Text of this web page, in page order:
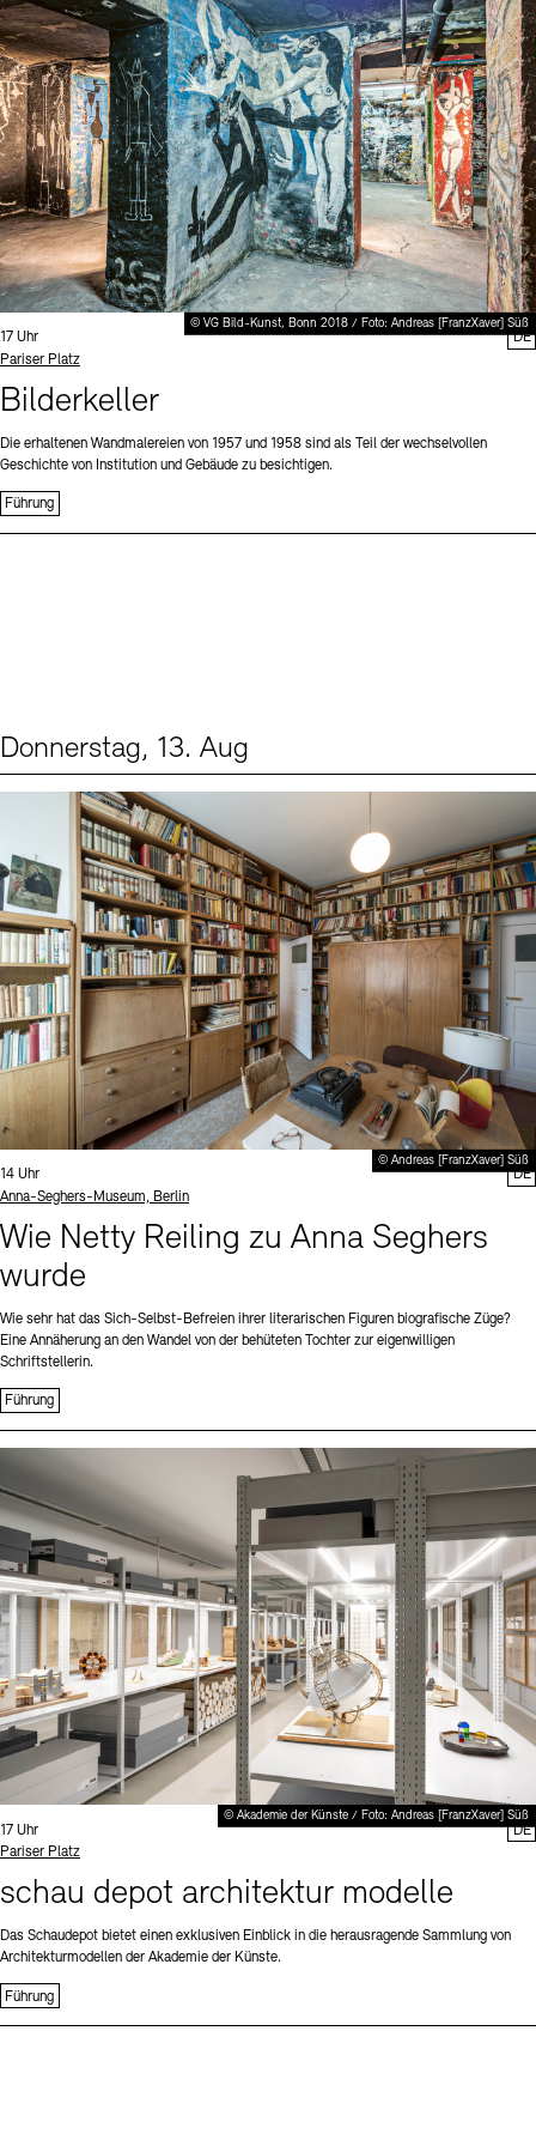
Stellenangebote Newsletter Presse
Nachhaltigkeit Kontakt
Digitale Sammlungen Exil-Archive
© VG Bild-Kunst, Bonn 2018 / Foto: Andreas [FranzXaver] Süß
Uhrzeit:
17 Uhr
Standort
Pariser Platz
Bilderkeller
Die erhaltenen Wandmalereien von 1957 und 1958 sind als Teil der wechselvollen
Geschichte von Institution und Gebäude zu besichtigen.
Führung
DE
Donnerstag, 13. Aug
© Andreas [FranzXaver] Süß
Uhrzeit:
14 Uhr
Standort
Anna-Seghers-Museum, Berlin
Wie Netty Reiling zu Anna Seghers
wurde
Wie sehr hat das Sich-Selbst-Befreien ihrer literarischen Figuren biografische Züge?
Eine Annäherung an den Wandel von der behüteten Tochter zur eigenwilligen
Schriftstellerin.
Führung
DE
© Akademie der Künste / Foto: Andreas [FranzXaver] Süß
Uhrzeit:
17 Uhr
Standort
Pariser Platz
schau depot architektur modelle
Das Schaudepot bietet einen exklusiven Einblick in die herausragende Sammlung von
Architekturmodellen der Akademie der Künste.
Führung
DE